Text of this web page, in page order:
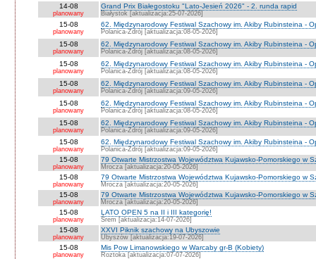
14-08
planowany
Grand Prix Białegostoku "Lato-Jesień 2026" - 2. runda rapid
Białystok [aktualizacja:25-07-2026]
15-08
planowany
62. Międzynarodowy Festiwal Szachowy im. Akiby Rubinsteina -
Polanica-Zdrój [aktualizacja:08-05-2026]
15-08
planowany
62. Międzynarodowy Festiwal Szachowy im. Akiby Rubinsteina -
Polanica-Zdrój [aktualizacja:08-05-2026]
15-08
planowany
62. Międzynarodowy Festiwal Szachowy im. Akiby Rubinsteina -
Polanica-Zdrój [aktualizacja:08-05-2026]
15-08
planowany
62. Międzynarodowy Festiwal Szachowy im. Akiby Rubinsteina -
Polanica-Zdrój [aktualizacja:09-05-2026]
15-08
planowany
62. Międzynarodowy Festiwal Szachowy im. Akiby Rubinsteina -
Polanica-Zdrój [aktualizacja:08-05-2026]
15-08
planowany
62. Międzynarodowy Festiwal Szachowy im. Akiby Rubinsteina -
Polanica-Zdrój [aktualizacja:09-05-2026]
15-08
planowany
62. Międzynarodowy Festiwal Szachowy im. Akiby Rubinsteina -
Polanica-Zdrój [aktualizacja:09-05-2026]
15-08
planowany
79 Otwarte Mistrzostwa Województwa Kujawsko-Pomorskiego w
Mrocza [aktualizacja:20-05-2026]
15-08
planowany
79 Otwarte Mistrzostwa Województwa Kujawsko-Pomorskiego w
Mrocza [aktualizacja:20-05-2026]
15-08
planowany
79 Otwarte Mistrzostwa Województwa Kujawsko-Pomorskiego w
Mrocza [aktualizacja:20-05-2026]
15-08
planowany
LATO OPEN 5 na II i III kategorię!
Śrem [aktualizacja:14-07-2026]
15-08
planowany
XXVI Piknik szachowy na Ubyszowie
Ubyszów [aktualizacja:19-07-2026]
15-08
planowany
Mis Pow Limanowskiego w Warcaby gr-B (Kobiety)
Roztoka [aktualizacja:07-07-2026]